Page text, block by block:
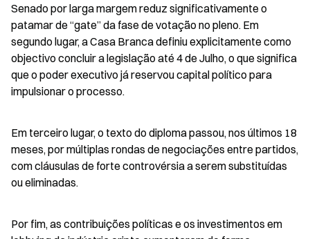
Senado por larga margem reduz significativamente o
patamar de “gate” da fase de votação no pleno. Em
segundo lugar, a Casa Branca definiu explicitamente como
objectivo concluir a legislação até 4 de Julho, o que significa
que o poder executivo já reservou capital político para
impulsionar o processo.
Em terceiro lugar, o texto do diploma passou, nos últimos 18
meses, por múltiplas rondas de negociações entre partidos,
com cláusulas de forte controvérsia a serem substituídas
ou eliminadas.
Por fim, as contribuições políticas e os investimentos em